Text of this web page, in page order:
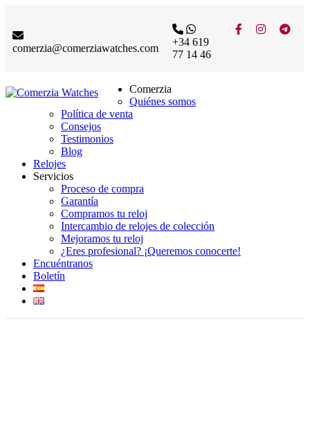
comerzia@comerziawatches.com
+34 619
77 14 46
Comerzia
Quiénes somos
Política de venta
Consejos
Testimonios
Blog
Relojes
Servicios
Proceso de compra
Garantía
Compramos tu reloj
Intercambio de relojes de colección
Mejoramos tu reloj
¿Eres profesional? ¡Queremos conocerte!
Encuéntranos
Boletín